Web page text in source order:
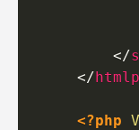
</
</
<?php